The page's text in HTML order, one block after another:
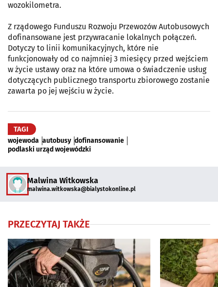
wozokilometra.
Z rządowego Funduszu Rozwoju Przewozów Autobusowych
dofinansowane jest przywracanie lokalnych połączeń.
Dotyczy to linii komunikacyjnych, które nie
funkcjonowały od co najmniej 3 miesięcy przed wejściem
w życie ustawy oraz na które umowa o świadczenie usług
dotyczących publicznego transportu zbiorowego zostanie
zawarta po jej wejściu w życie.
TAGI
wojewoda autobusy dofinansowanie
podlaski urząd wojewódzki
Malwina Witkowska
malwina.witkowska@bialystokonline.pl
PRZECZYTAJ TAKŻE